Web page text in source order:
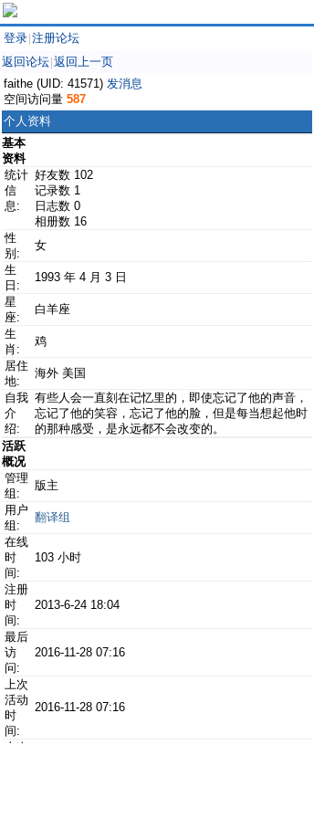
登录 注册论坛
返回论坛 返回上一页
faithe (UID: 41571) 发消息
空间访问量 587
个人资料
基本
资料
统计
信
息:
好友数 102
记录数 1
日志数 0
相册数 16
性
别:
女
生
日:
1993 年 4 月 3 日
星
座:
白羊座
生
肖:
鸡
居住
地:
海外 美国
自我
介
绍:
有些人会一直刻在记忆里的，即使忘记了他的声音，
忘记了他的笑容，忘记了他的脸，但是每当想起他时
的那种感受，是永远都不会改变的。
活跃
概况
管理
组:
版主
用户
组:
翻译组
在线
时
间:
103 小时
注册
时
间:
2013-6-24 18:04
最后
访
问:
2016-11-28 07:16
上次
活动
时
间:
2016-11-28 07:16
上次